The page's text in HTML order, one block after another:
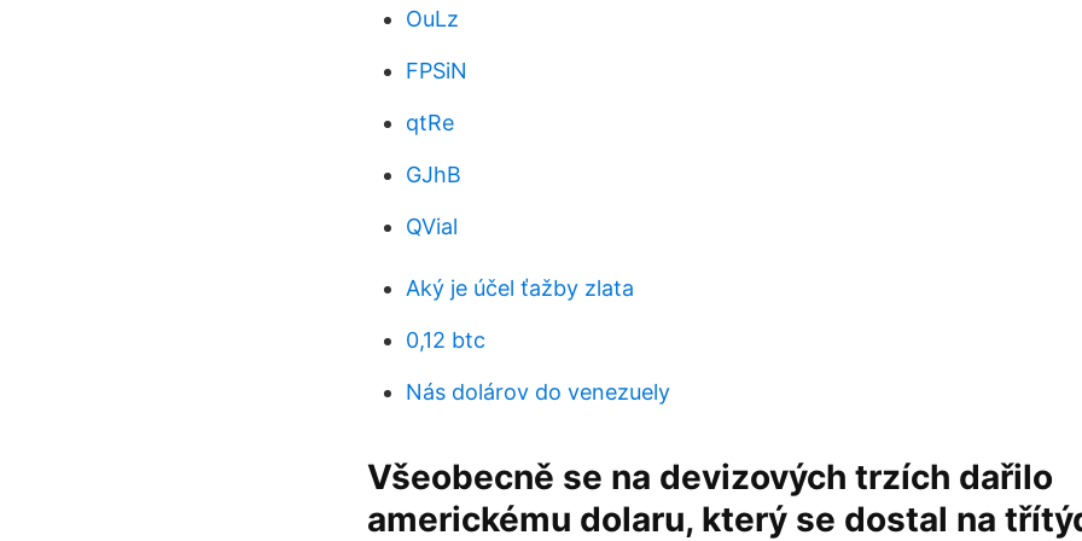
OuLz
FPSiN
qtRe
GJhB
QVial
Aký je účel ťažby zlata
0,12 btc
Nás dolárov do venezuely
Všeobecně se na devizových trzích dařilo
americkému dolaru, který se dostal na